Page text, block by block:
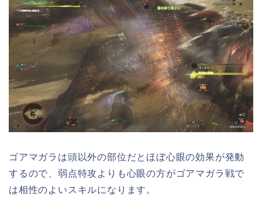
ゴアマガラは頭以外の部位だとほぼ心眼の効果が発動
するので、弱点特攻よりも心眼の方がゴアマガラ戦で
は相性のよいスキルになります。